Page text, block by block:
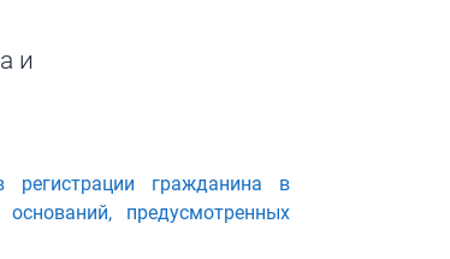
и
регистрации гражданина в
предусмотренных